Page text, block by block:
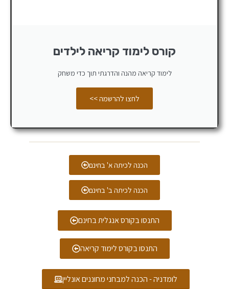
קורס לימוד קריאה לילדים
לימוד קריאה מהנה והדרגתי תוך כדי משחק
לחצו להרשמה >>
הכנה לכיתה א' בחינם
הכנה לכיתה ב' בחינם
התנסו בקורס אנגלית בחינם
התנסו בקורס לימוד קריאה
לומדניה - הכנה למבחני מחוננים אונליין